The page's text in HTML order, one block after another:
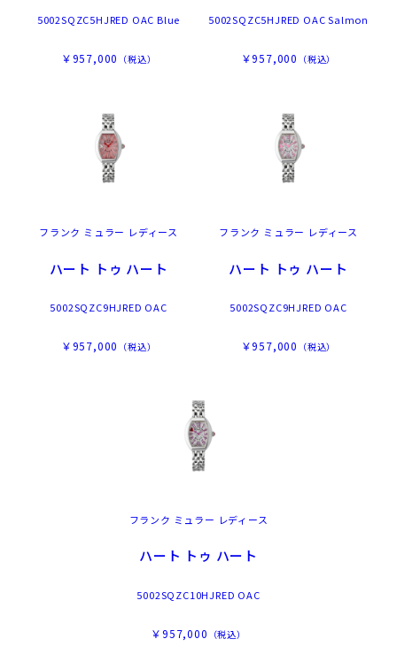
5002SQZC5HJRED OAC Blue
￥957,000 （税込）
5002SQZC5HJRED OAC Salmon
￥957,000 （税込）
フランク ミュラー レディース
ハート トゥ ハート
5002SQZC9HJRED OAC
￥957,000 （税込）
フランク ミュラー レディース
ハート トゥ ハート
5002SQZC9HJRED OAC
￥957,000 （税込）
フランク ミュラー レディース
ハート トゥ ハート
5002SQZC10HJRED OAC
￥957,000 （税込）